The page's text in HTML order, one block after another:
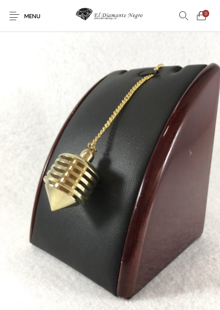
MENU
0
En oferta ! DECORACIÓN DINOSAURIOS
FÓSILES JOYAS METEORITOS
MINERALES
PRODUCTOS DE
CONSUMO